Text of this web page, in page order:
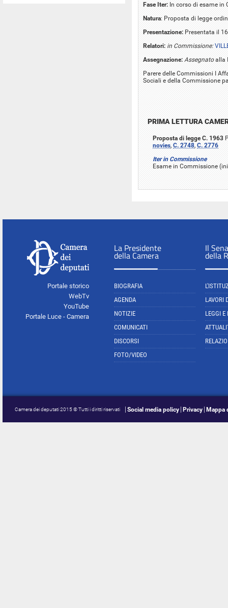
Fase Iter: In corso di esame in
Natura: Proposta di legge
Presentazione: Presentata il
Relatori: in Commissione:
Assegnazione: Assegnatoalla
Parere delle Commissioni I
Sociali e della Commissione
PRIMA LETTURA
Proposta di legge C. 1963
novies, C. 2748, C. 2776
Iter in Commissione
Esame in Commissione
Portale storico
WebTv
YouTube
Portale Luce - Camera
La Presidente
della Camera
BIOGRAFIA
AGENDA
NOTIZIE
COMUNICATI
DISCORSI
FOTO/VIDEO
Il
della
LAVORI
LEGGI E
Camera dei deputati 2015 © Tutti i diritti riservati Social media policy Privacy Mappa